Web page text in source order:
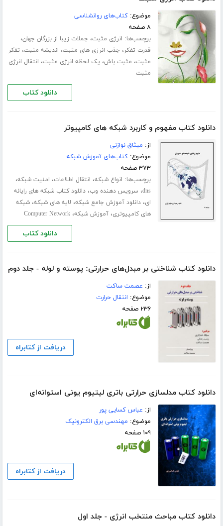
موضوع:کتاب‌های روانشناسی
۸ صفحه
برچسب‌ها: انرژی مثبت، جملات زیبا از بزرگان جهان،
قدرت تفکر، جذب انرزی های مثبت، اندیشه مثبت، تفکر
مثبت، مثبت باش، یک لحظه انرژی مثبت، انتقال انرژی
مثبت
دانلود کتاب
دانلود کتاب مفهوم و کاربرد شبکه های کامپیوتر
از: میثاق نوازنی
موضوع:کتاب‌های آموزش شبکه
۳۷۳ صفحه
برچسب‌ها: انواع شبکه، انتقال اطلاعات، امنیت شبکه،
dns، سرویس دهنده وب،دانلود کتاب شبکه های رایانه
ای،دانلود آموزش جامع شبکه، لایه های شبکه،شبکه
های کامپیوتری،آموزش شبکه،Computer Network
دانلود کتاب
دانلود کتاب شناختی بر مبدل‌های حرارتی: پوسته و لوله - جلد دوم
از: عصمت ساکت
موضوع: انتقال حرارت
۲۳۶ صفحه
دریافت از کتابراه
دانلود کتاب مدلسازی حرارتی باتری لیتیوم یونی استوانه‌ای
از: عباس کسایی پور
موضوع: مهندسی برق الکترونیک
۱۰۹ صفحه
دریافت از کتابراه
دانلود کتاب مباحث منتخب انرژی - جلد اول